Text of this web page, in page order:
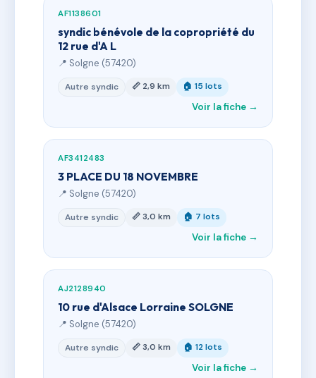
AF1138601
syndic bénévole de la copropriété du
12 rue d'A L
📍 Solgne (57420)
Autre syndic 📏 2,9 km 🏠 15 lots
Voir la fiche →
AF3412483
3 PLACE DU 18 NOVEMBRE
📍 Solgne (57420)
Autre syndic 📏 3,0 km 🏠 7 lots
Voir la fiche →
AJ2128940
10 rue d'Alsace Lorraine SOLGNE
📍 Solgne (57420)
Autre syndic 📏 3,0 km 🏠 12 lots
Voir la fiche →